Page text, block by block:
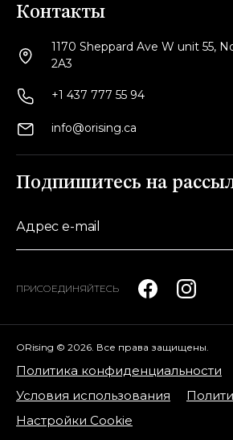
Контакты
1170 Sheppard Ave W unit 55,
2A3
+1 437 777 55 94
info@orising.ca
Подпишитесь на
ПРИСОЕДИНЯЙТЕСЬ
ORising © 2026. Все права защищены.
Политика конфиденциальности
Условия использования
Настройки Cookie